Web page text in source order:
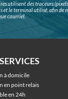
utilisent des traceurs
et le terminal utilisé, afin de
courriel.
à domicile
en point relais
en 24h